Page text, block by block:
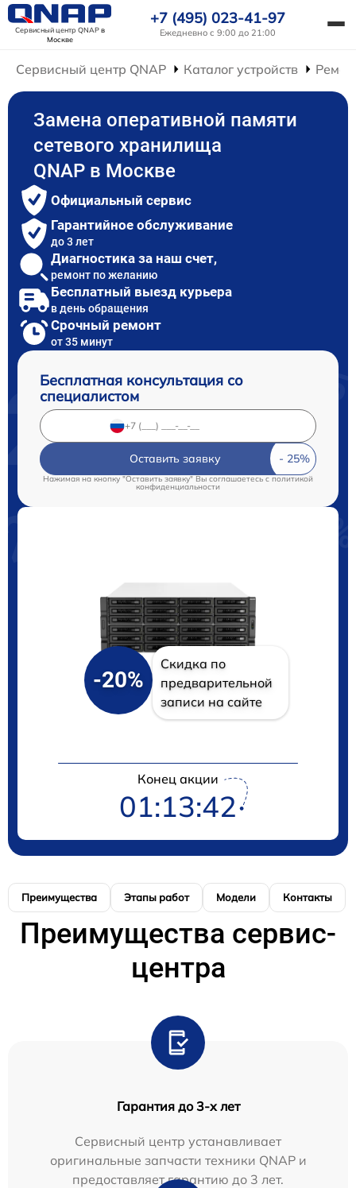
Сервисный центр QNAPв
Москве
+7 (495) 023-41-97
Ежедневно с 9:00 до 21:00
Сервисный центр QNAP Каталог устройств
Замена оперативной памяти
сетевого хранилища
QNAP в Москве
Официальный сервис
Гарантийное обслуживание
до 3 лет
Диагностика за наш счет,
ремонт по желанию
Бесплатный выезд курьера
в день обращения
Срочный ремонт
от 35 минут
Бесплатная консультация со
специалистом
Оставить заявку
Нажимая на кнопку "Оставить заявку" Вы соглашаетесь cполитикой
конфиденциальности
-20%
Скидка по
предварительной
записи на сайте
Конец акции
01:13:42
Преимущества Этапы работ Модели Контакты
Преимущества сервис-
центра
Гарантия до 3-х лет
Сервисный центр устанавливает
оригинальные запчасти техники QNAP и
предоставляет гарантию до 3 лет.